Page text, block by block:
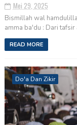
Mei 29, 2025
Bismillah wal
amma ba'du : Dari
READ MORE
Do'a Dan Zikir